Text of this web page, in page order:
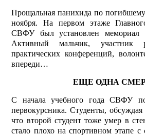
Прощальная панихида по
ноября. На первом этаже
СВФУ был установлен мемориал
Активный мальчик, участник
практических конференций,
впереди…
ЕЩЕ ОДНА
С начала учебного года СВФУ
первокурсника. Студенты,
что второй студент тоже умер в
стало плохо на спортивном этапе